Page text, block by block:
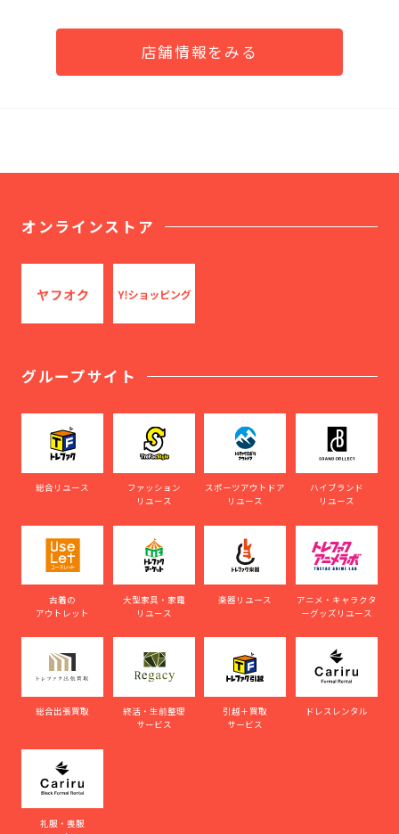
店舗情報をみる
オンラインストア
グループサイト
総合リユース
ファッション
リユース
スポーツアウトドア
リユース
ハイブランド
リユース
古着の
アウトレット
大型家具・家電
リユース
楽器リユース
アニメ・キャラクタ
ーグッズリユース
総合出張買取
終活・生前整理
サービス
引越＋買取
サービス
ドレスレンタル
礼服・喪服